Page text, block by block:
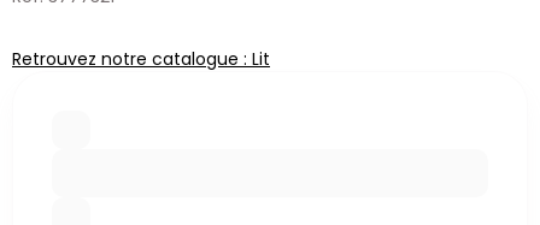
Retrouvez notre catalogue : Lit